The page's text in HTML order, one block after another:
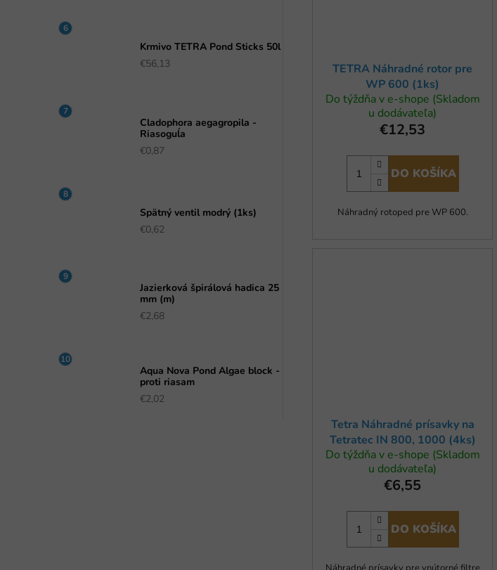
Krmivo TETRA Pond Sticks 50l
€56,13
Cladophora aegagropila -
Riasoguĺa
€0,87
Spätný ventil modrý (1ks)
€0,62
Jazierková špirálová hadica 25
mm (m)
€2,68
Aqua Nova Pond Algae block -
proti riasam
€2,02
TETRA Náhradné rotor pre
WP 600 (1ks)
Do týždňa v e-shope (Skladom
u dodávateľa)
€12,53
DO KOŠÍKA
Náhradný rotoped pre WP 600.
Tetra Náhradné prísavky na
Tetratec IN 800, 1000 (4ks)
Do týždňa v e-shope (Skladom
u dodávateľa)
€6,55
DO KOŠÍKA